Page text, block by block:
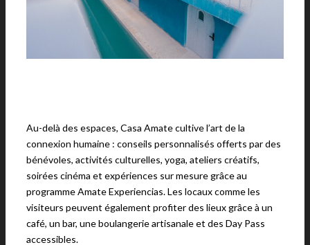
Au-delà des espaces, Casa Amate cultive l’art de la
connexion humaine : conseils personnalisés offerts par des
bénévoles, activités culturelles, yoga, ateliers créatifs,
soirées cinéma et expériences sur mesure grâce au
programme Amate Experiencias. Les locaux comme les
visiteurs peuvent également profiter des lieux grâce à un
café, un bar, une boulangerie artisanale et des Day Pass
accessibles.